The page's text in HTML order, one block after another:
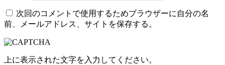
次回のコメントで使用するためブラウザーに自分の名
前、メールアドレス、サイトを保存する。
上に表示された文字を入力してください。